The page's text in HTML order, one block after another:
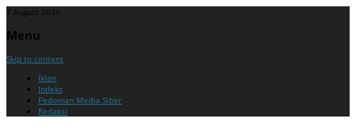
7 August 2026
Menu
Skip to content
Iklan
Indeks
Pedoman Media Siber
Redaksi